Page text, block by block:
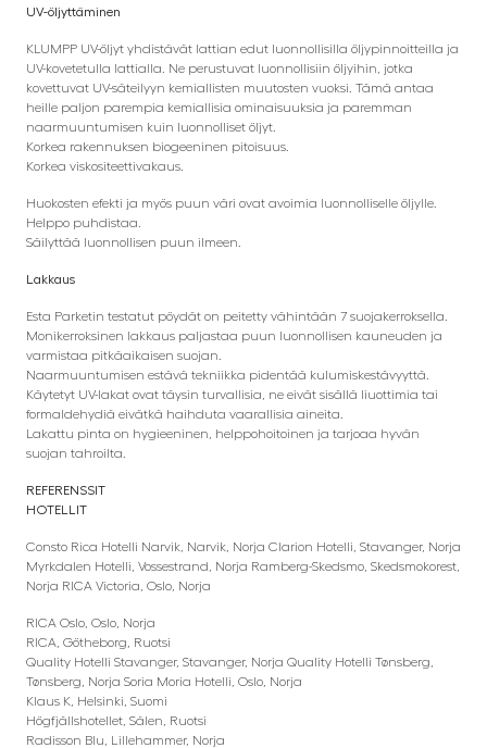
UV-öljyttäminen
KLUMPP UV-öljyt yhdistävät lattian edut luonnollisilla öljypinnoitteilla ja
UV-kovetetulla lattialla. Ne perustuvat luonnollisiin öljyihin, jotka
kovettuvat UV-säteilyyn kemiallisten muutosten vuoksi. Tämä antaa
heille paljon parempia kemiallisia ominaisuuksia ja paremman
naarmuuntumisen kuin luonnolliset öljyt.
Korkea rakennuksen biogeeninen pitoisuus.
Korkea viskositeettivakaus.
Huokosten efekti ja myös puun väri ovat avoimia luonnolliselle öljylle.
Helppo puhdistaa.
Säilyttää luonnollisen puun ilmeen.
Lakkaus
Esta Parketin testatut pöydät on peitetty vähintään 7 suojakerroksella.
Monikerroksinen lakkaus paljastaa puun luonnollisen kauneuden ja
varmistaa pitkäaikaisen suojan.
Naarmuuntumisen estävä tekniikka pidentää kulumiskestävyyttä.
Käytetyt UV-lakat ovat täysin turvallisia, ne eivät sisällä liuottimia tai
formaldehydiä eivätkä haihduta vaarallisia aineita.
Lakattu pinta on hygieeninen, helppohoitoinen ja tarjoaa hyvän
suojan tahroilta.
REFERENSSIT
HOTELLIT
Consto Rica Hotelli Narvik, Narvik, Norja Clarion Hotelli, Stavanger, Norja
Myrkdalen Hotelli, Vossestrand, Norja Ramberg-Skedsmo, Skedsmokorest,
Norja RICA Victoria, Oslo, Norja
RICA Oslo, Oslo, Norja
RICA, Götheborg, Ruotsi
Quality Hotelli Stavanger, Stavanger, Norja Quality Hotelli Tønsberg,
Tønsberg, Norja Soria Moria Hotelli, Oslo, Norja
Klaus K, Helsinki, Suomi
Högfjällshotellet, Sälen, Ruotsi
Radisson Blu, Lillehammer, Norja